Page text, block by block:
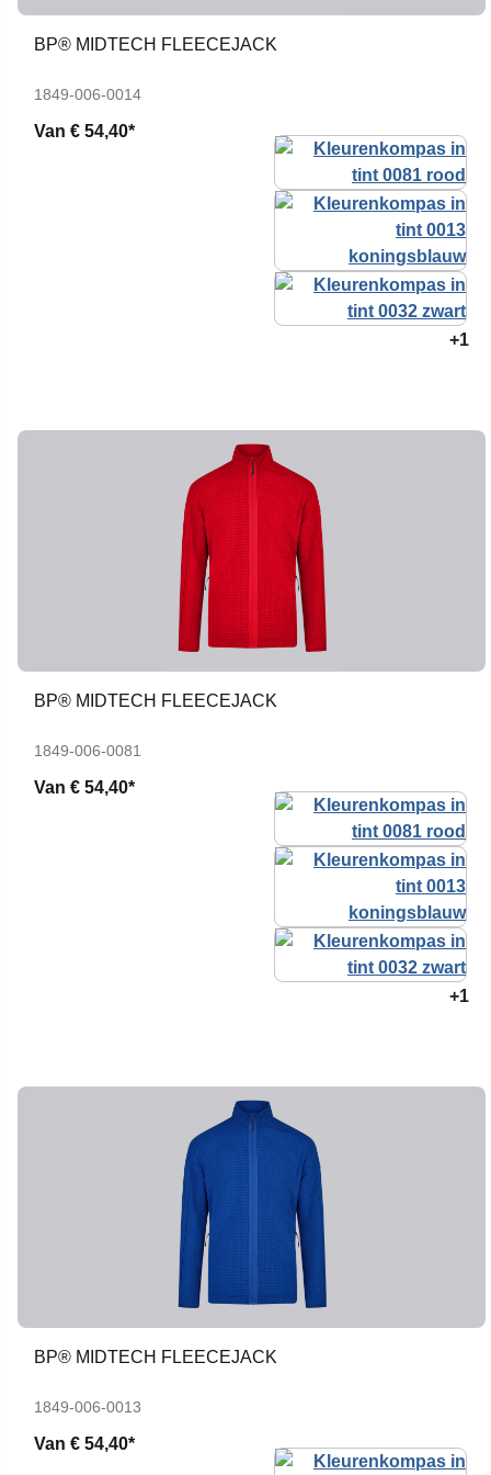
BP® MIDTECH FLEECEJACK
1849-006-0014
Van € 54,40*
+1
BP® MIDTECH FLEECEJACK
1849-006-0081
Van € 54,40*
+1
BP® MIDTECH FLEECEJACK
1849-006-0013
Van € 54,40*